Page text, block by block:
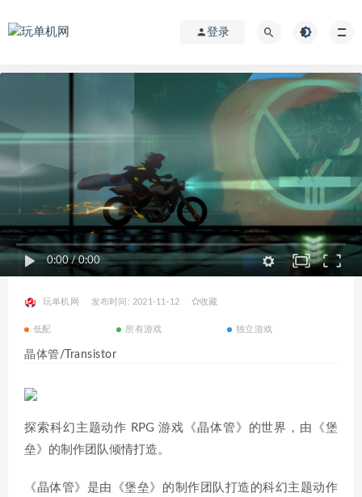
登录
0:00/0:00
玩单机网 发布时间: 2021-11-12 收藏
低配 所有游戏 独立游戏
晶体管/Transistor
探索科幻主题动作 RPG 游戏《晶体管》的世界，由《堡
垒》的制作团队倾情打造。
《晶体管》是由《堡垒》的制作团队打造的科幻主题动作